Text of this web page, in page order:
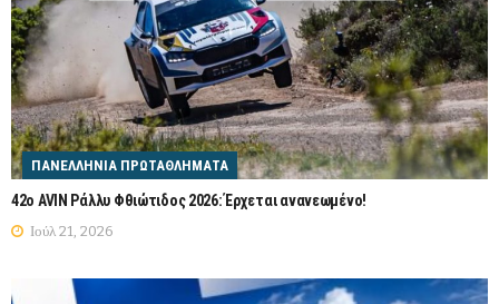
ΠΑΝΕΛΛΉΝΙΑ ΠΡΩΤΑΘΛΉΜΑΤΑ
42ο AVIN Ράλλυ Φθιώτιδος 2026: Έρχεται ανανεωμένο!
Ιούλ 21, 2026